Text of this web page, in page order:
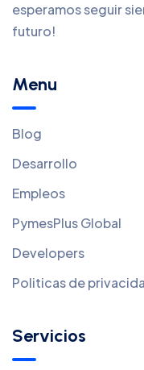
esperamos seguir
futuro!
Menu
Blog
Desarrollo
Empleos
PymesPlus Global
Developers
Politicas de
Servicios